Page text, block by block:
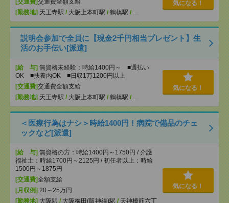
[交通費]交通費全額支給
[勤務地] 天王寺駅 / 大阪上本町駅 / 鶴橋駅 / …
気になる！
説明会参加で全員に【現金2千円相当プレゼント】生
活のお手伝い[派遣]
[給 与] 無資格未経験：時給1400円～ ■週払い
OK ■扶養内OK ■日収1万1200円以上
[交通費]交通費全額支給
[勤務地] 天王寺駅 / 大阪上本町駅 / 鶴橋駅 / …
気になる！
＜医療行為はナシ＞時給1400円！病院で備品のチェ
ックなど[派遣]
[給 与] 無資格の方：時給1400円～1750円 / 介護
福祉士：時給1700円～2125円 / 初任者以上：時給
1500円～1875円
[交通費]全額支給
[月収例] 20～25万円
[勤務地] 大阪駅 / 大阪梅田(阪神線)駅 / 天神橋筋六丁
気になる！